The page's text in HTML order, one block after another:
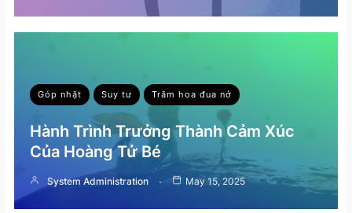
Góp nhặt Suy tư Trăm hoa đua nở
Hành Trình Trưởng Thành Cảm Xúc
Của Hoàng Tử Bé
System Administration May 15, 2025